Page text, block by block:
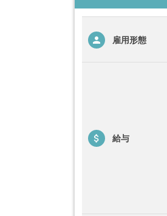
雇用形態
給与